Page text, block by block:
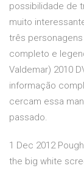
possibilidade de
muito
três personagens
completo e
Valdemar) 2010
informação
cercam essa
passado.
1 Dec 2012
the big white